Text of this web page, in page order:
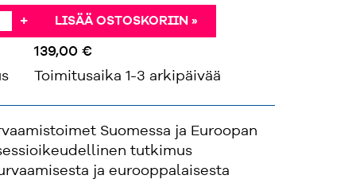
+ LISÄÄ OSTOSKORIIN »
139,00 €
Toimitusaika 1-3 arkipäivää
Suomessa ja Euroopan
tutkimus
ja eurooppalaisesta